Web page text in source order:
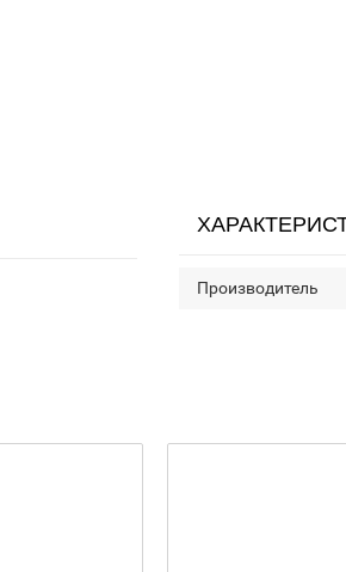
Производитель